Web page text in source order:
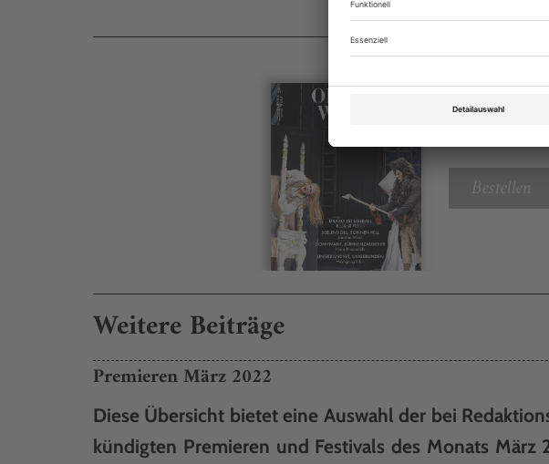
Opernwelt
Rubrik: CD
Bestellen
Weitere Beiträge
Premieren März 2022
Diese Übersicht bietet eine Auswahl der bei
kündigten Premieren und Festivals des Monats